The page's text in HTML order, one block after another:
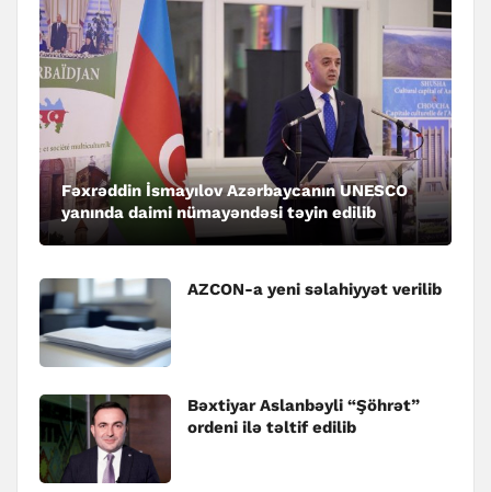
Fəxrəddin İsmayılov Azərbaycanın UNESCO
yanında daimi nümayəndəsi təyin edilib
AZCON-a yeni səlahiyyət verilib
Bəxtiyar Aslanbəyli “Şöhrət”
ordeni ilə təltif edilib